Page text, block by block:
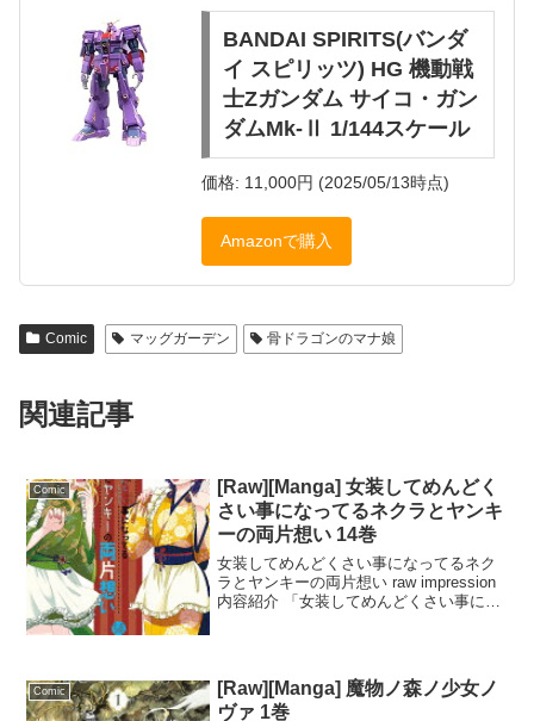
BANDAI SPIRITS(バンダ
イ スピリッツ) HG 機動戦
士Zガンダム サイコ・ガン
ダムMk-Ⅱ 1/144スケール
価格: 11,000円 (2025/05/13時点)
Amazonで購入
Comic マッグガーデン 骨ドラゴンのマナ娘
関連記事
Comic
[Raw][Manga] 女装してめんどく
さい事になってるネクラとヤンキ
ーの両片想い 14巻
女装してめんどくさい事になってるネク
ラとヤンキーの両片想い raw impression
内容紹介 「女装してめんどくさい事にな
と...
Comic
[Raw][Manga] 魔物ノ森ノ少女ノ
ヴァ 1巻